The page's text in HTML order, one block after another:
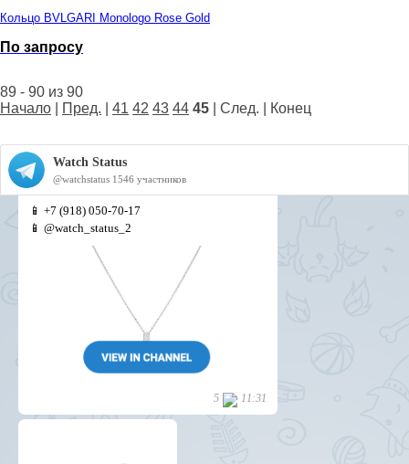
Кольцо BVLGARI Monologo Rose Gold
По запросу
89 - 90 из 90
Начало
Пред. 41 42 43 44 45 | След. | Конец